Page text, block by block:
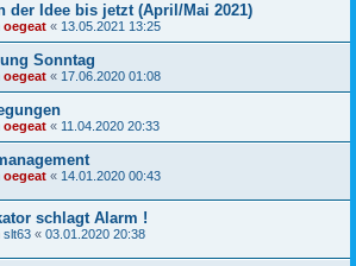
der Idee bis jetzt (April/Mai 2021)
oegeat « 13.05.2021 13:25
Sonntag
oegeat « 17.06.2020 01:08
oegeat « 11.04.2020 20:33
oegeat « 14.01.2020 00:43
schlagt Alarm !
slt63 « 03.01.2020 20:38